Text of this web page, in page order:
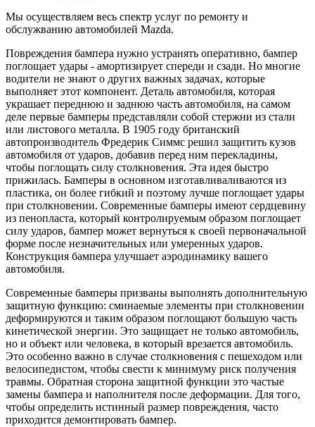
Мы осуществляем весь спектр услуг по ремонту и
обслужванию автомобилей Mazda.
Повреждения бампера нужно устранять оперативно, бампер
поглощает удары - амортизирует спереди и сзади. Но многие
водители не знают о других важных задачах, которые
выполняет этот компонент. Деталь автомобиля, которая
украшает переднюю и заднюю часть автомобиля, на самом
деле первые бамперы представляли собой стержни из стали
или листового металла. В 1905 году британский
автопроизводитель Фредерик Симмс решил защитить кузов
автомобиля от ударов, добавив перед ним перекладины,
чтобы поглощать силу столкновения. Эта идея быстро
прижилась. Бамперы в основном изготавливаливаются из
пластика, он более гибкий и поэтому лучше поглощает удары
при столкновении. Современные бамперы имеют сердцевину
из пенопласта, который контролируемым образом поглощает
силу ударов, бампер может вернуться к своей первоначальной
форме после незначительных или умеренных ударов.
Конструкция бампера улучшает аэродинамику вашего
автомобиля.
Современные бамперы призваны выполнять дополнительную
защитную функцию: сминаемые элементы при столкновении
деформируются и таким образом поглощают большую часть
кинетической энергии. Это защищает не только автомобиль,
но и объект или человека, в который врезается автомобиль.
Это особенно важно в случае столкновения с пешеходом или
велосипедистом, чтобы свести к минимуму риск получения
травмы. Обратная сторона защитной функции это частые
замены бампера и наполнителя после деформации. Для того,
чтобы определить истинный размер повреждения, часто
приходится демонтировать бампер.